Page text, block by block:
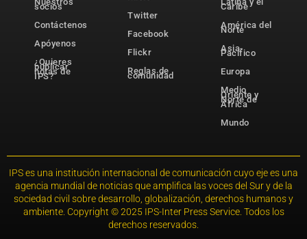
socios
Contáctenos
Apóyenos
¿Quieres
publicar
notas de
IPS?
Twitter
Facebook
Flickr
Reglas de
comunidad
Caribe
América del
Norte
Asia-
Pacífico
Europa
Medio
Oriente y
Norte de
África
Mundo
IPS es una institución internacional de comunicación cuyo eje es una
agencia mundial de noticias que amplifica las voces del Sur y de la
sociedad civil sobre desarrollo, globalización, derechos humanos y
ambiente. Copyright © 2025 IPS-Inter Press Service. Todos los
derechos reservados.